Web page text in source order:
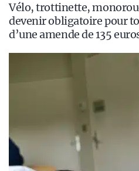
Vélo, trottinette,
devenir obligatoire pour
d’une amende de 135